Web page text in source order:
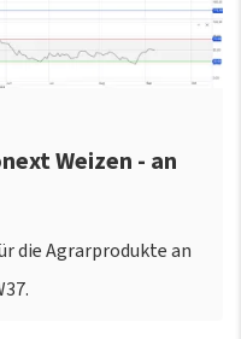
Weizen - an
die Agrarprodukte an